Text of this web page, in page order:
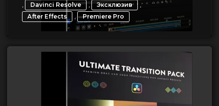
, Davinci Resolve , Эксклюзив ,
After Effects , Premiere Pro